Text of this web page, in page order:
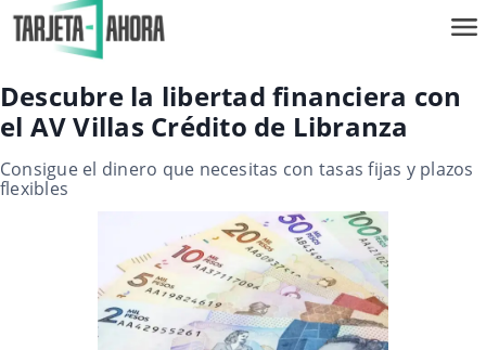
Descubre la libertad financiera con
el AV Villas Crédito de Libranza
Consigue el dinero que necesitas con tasas fijas y plazos
flexibles